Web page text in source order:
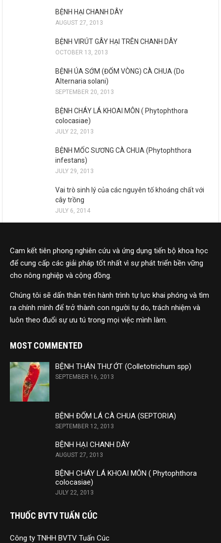
BỆNH HẠI CHANH DÂY
AUGUST 27, 2013
BỆNH VIRÚT GÂY HẠI TRÊN CHANH DÂY
OCTOBER 13, 2013
BỆNH ÚA SỚM (ĐỐM VÒNG) CÀ CHUA (Do
Alternaria solani)
SEPTEMBER 20, 2013
BỆNH CHÁY LÁ KHOAI MÔN ( Phytophthora
colocasiae)
JULY 22, 2013
BỆNH MỐC SƯƠNG CÀ CHUA (Phytophthora
infestans)
JULY 29, 2013
Vai trò sinh lý của các nguyên tố khoáng chất với
cây trồng
JULY 6, 2014
Cam kết tiên phong nghiên cứu và ứng dụng tiến bộ khoa học
để cung cấp các giải pháp tốt nhất vì sự phát triển bền vững
cho nông nghiệp và cộng đồng.
Chúng tôi sẽ dấn thân trên hành trình tự lực khai phóng và tìm
ra chính mình để trở thành con người tự do, trách nhiệm và
luôn theo đuổi sự ưu tú trong mọi việc mình làm.
MOST COMMENTED
BỆNH THÁN THƯ ỚT (Colletotrichum spp)
SEPTEMBER 16, 2013
BỆNH ĐỐM LÁ CÀ CHUA (SEPTORIA)
SEPTEMBER 12, 2013
BỆNH HẠI CHANH DÂY
AUGUST 27, 2013
BỆNH CHÁY LÁ KHOAI MÔN ( Phytophthora
colocasiae)
JULY 22, 2013
THUỐC BVTV TUẤN CÚC
Công ty TNHH BVTV Tuấn Cúc